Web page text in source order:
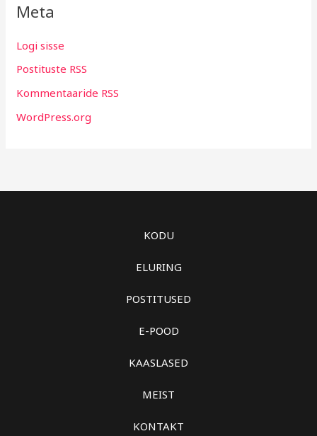
Meta
Logi sisse
Postituste RSS
Kommentaaride RSS
WordPress.org
KODU
ELURING
POSTITUSED
E-POOD
KAASLASED
MEIST
KONTAKT